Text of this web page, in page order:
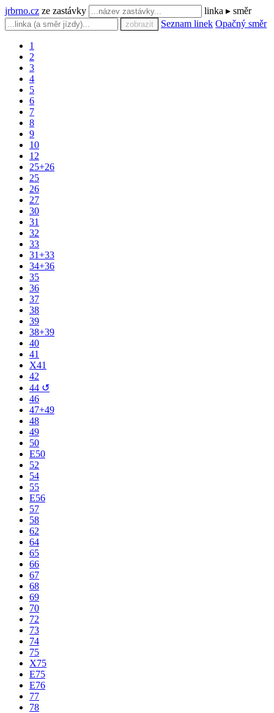
jrbrno.cz ze zastávky linka ▸ směr
zobrazit Seznam linek Opačný směr
1
2
3
4
5
6
7
8
9
10
12
25+26
25
26
27
30
31
32
33
31+33
34+36
35
36
37
38
39
38+39
40
41
X41
42
44 ↺
46
47+49
48
49
50
E50
52
54
55
E56
57
58
62
64
65
66
67
68
69
70
72
73
74
75
X75
E75
E76
77
78